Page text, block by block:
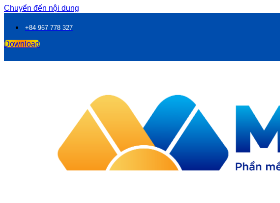
Chuyển đến nội dung
+84 967 778 327
Download